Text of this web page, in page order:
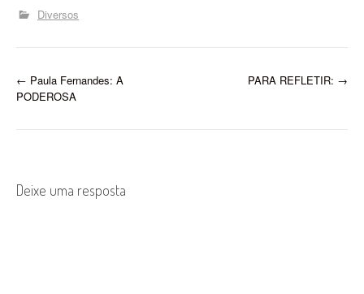
Lula (PT). Em postagem
no Twitter nesta quinta-
embaixadas, de novos
ministérios e falou…
Diversos
P
n
← Paula Fernandes: A
PODEROSA
PARA REFLETIR: →
Deixe uma resposta